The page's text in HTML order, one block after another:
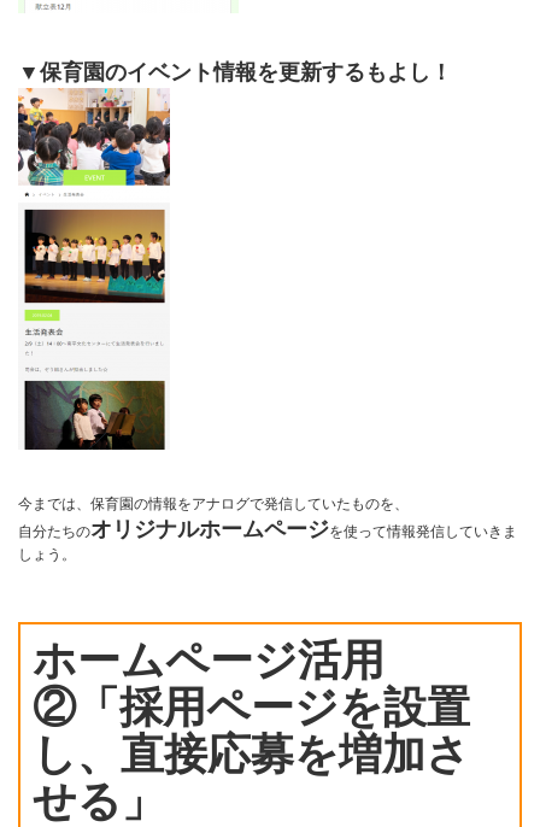
▼保育園のイベント情報を更新するもよし！
今までは、保育園の情報をアナログで発信していたものを、
自分たちのオリジナルホームページを使って情報発信していきま
しょう。
ホームページ活用
②「採用ページを設置
し、直接応募を増加さ
せる」